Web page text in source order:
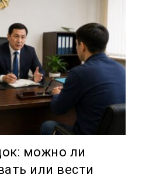
можно ли
или вести